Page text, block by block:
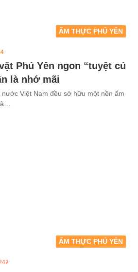
ẨM THỰC PHÚ YÊN
Phú Yên ngon “tuyệt cú
là nhớ mãi
Việt Nam đều sở hữu một nền ẩm
ẨM THỰC PHÚ YÊN